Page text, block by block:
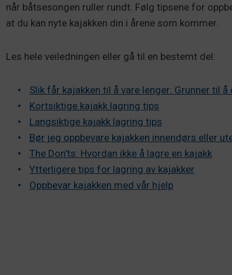
når båtsesongen ruller rundt. Følg tipsene for
at du kan nyte kajakken din i årene som kommer.
Les hele veiledningen eller gå til en bestemt del:
Slik får kajakken til å vare lenger: Grunner til
Kortsiktige kajakk lagring tips
Langsiktige kajakk lagring tips
Bør jeg oppbevare kajakken innendørs eller
The Don'ts: Hvordan ikke å lagre en kajakk
Ytterligere tips for lagring av kajakker
Oppbevar kajakken med vår hjelp